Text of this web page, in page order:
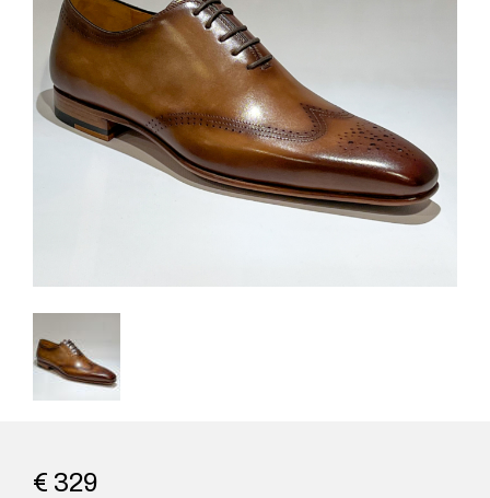
€ 329